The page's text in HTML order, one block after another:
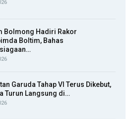
Bolmong Hadiri Rakor
Boltim, Bahas
Garuda Tahap VI Terus Dikebut,
Turun Langsung di…